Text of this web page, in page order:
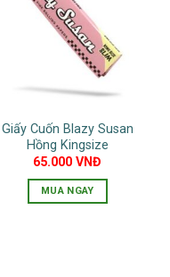
Giấy Cuốn Blazy Susan
Hồng Kingsize
65.000VNĐ
MUA NGAY